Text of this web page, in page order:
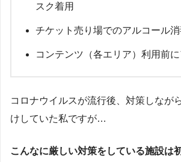
スク着用
チケット売り場でのアルコール
コンテンツ（各エリア）利用前
コロナウイルスが流行後、対策しなが
けしていた私ですが…
こんなに厳しい対策をしている施設は